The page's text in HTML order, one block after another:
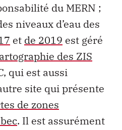
du MERN ;
niveaux d’eau des
et de 2019 est géré
des ZIS
qui est aussi
site qui présente
de zones
. Il est assurément